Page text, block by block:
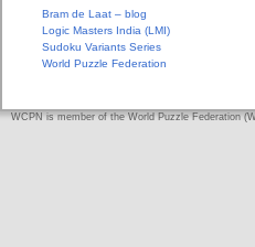
Bram de Laat – blog
Logic Masters India (LMI)
Sudoku Variants Series
World Puzzle Federation
WCPN is member of the World Puzzle Federation